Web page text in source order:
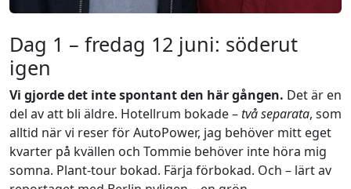
Dag 1 – fredag 12 juni: söderut
igen
Vi gjorde det inte spontant den här gången. Det är en
del av att bli äldre. Hotellrum bokade –två separata, som
alltid när vi reser för AutoPower, jag behöver mitt eget
kvarter på kvällen och Tommie behöver inte höra mig
somna. Plant-tour bokad. Färja förbokad. Och – lärt av